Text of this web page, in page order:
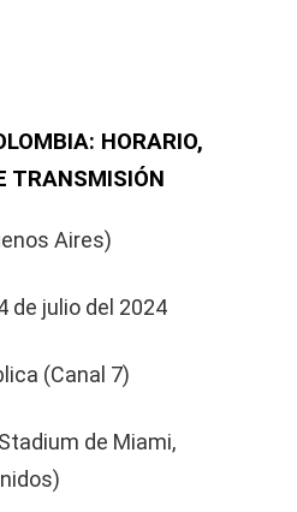
HORARIO,
TRANSMISIÓN
Aires)
de julio del 2024
(Canal 7)
de Miami,